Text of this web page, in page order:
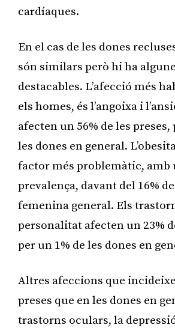
cardíaques.
En el cas de les dones
són similars però hi ha
destacables. L’afecció més
els homes, és l’angoixa i
afecten un 56% de les preses,
les dones en general.
factor més problemàtic, amb
prevalença, davant del 16%
femenina general. Els
personalitat afecten un 23%
per un 1% de les dones en
Altres afeccions que
preses que en les dones en
trastorns oculars, la